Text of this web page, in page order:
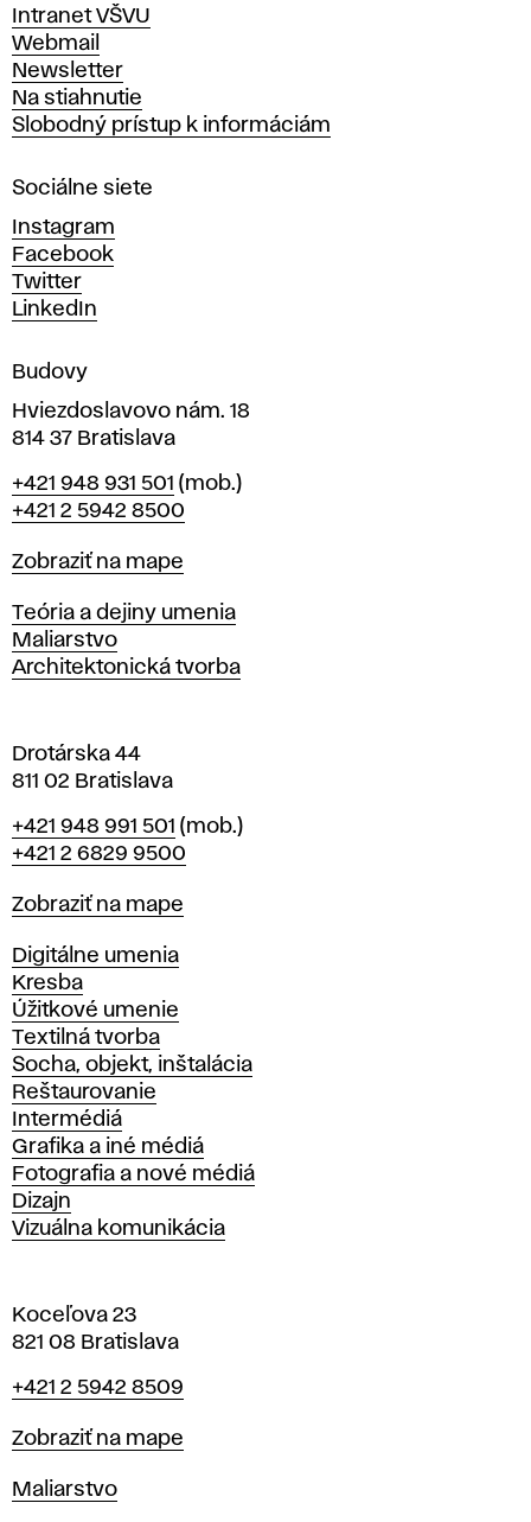
ý
t
v
a
r
ý
c
h
u
m
e
í
v
r
a
i
l
a
v
Intranet VŠVU
Webmail
Newsletter
Na stiahnutie
Slobodný prístup k informáciám
Sociálne siete
Instagram
Facebook
Twitter
LinkedIn
Budovy
Hviezdoslavovo nám. 18
814 37 Bratislava
Telefón
+421 948 931 501 (mob.)
+421 2 5942 8500
Mapa
Zobraziť na mape
Katedry
Teória a dejiny umenia
Maliarstvo
Architektonická tvorba
Drotárska 44
811 02 Bratislava
Telefón
+421 948 991 501 (mob.)
+421 2 6829 9500
Mapa
Zobraziť na mape
Katedry
Digitálne umenia
Kresba
Úžitkové umenie
Textilná tvorba
Socha, objekt, inštalácia
Reštaurovanie
Intermédiá
Grafika a iné médiá
Fotografia a nové médiá
Dizajn
Vizuálna komunikácia
Koceľova 23
821 08 Bratislava
Telefón
+421 2 5942 8509
Mapa
Zobraziť na mape
Katedry
Maliarstvo